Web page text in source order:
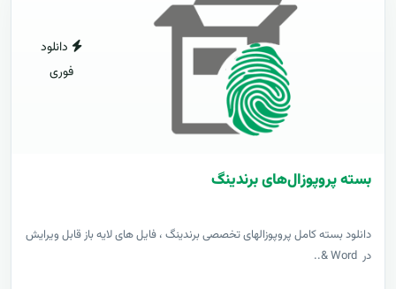
دانلود
فوری
بسته پروپوزال‌های برندینگ
دانلود بسته کامل پروپوزالهای تخصصی برندینگ ، فایل های لایه باز قابل ویرایش
در Word &..